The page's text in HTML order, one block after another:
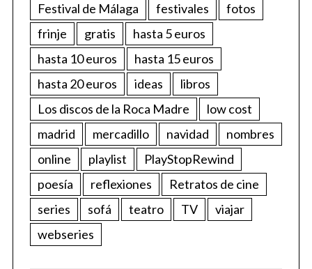
Festival de Málaga
festivales
fotos
frinje
gratis
hasta 5 euros
hasta 10 euros
hasta 15 euros
hasta 20 euros
ideas
libros
Los discos de la Roca Madre
low cost
madrid
mercadillo navidad
nombres
online
playlist
PlayStopRewind
poesía
reflexiones
Retratos de cine
series
sofá teatro TV
viajar
webseries